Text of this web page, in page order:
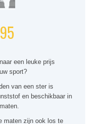
een leuke prijs
sport?
van een ster is
en beschikbaar in
maten zijn ook los te